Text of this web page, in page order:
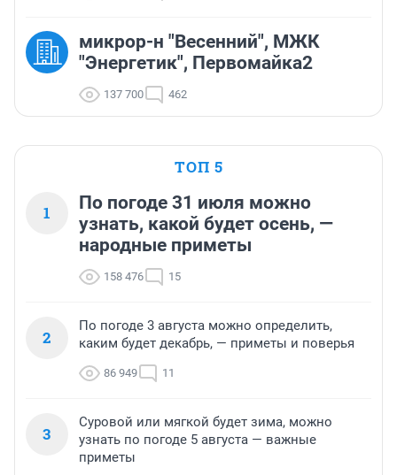
микрор-н "Весенний", МЖК
"Энергетик", Первомайка2
137 700 462
ТОП 5
1
По погоде 31 июля можно
узнать, какой будет осень, —
народные приметы
158 476 15
2
По погоде 3 августа можно определить,
каким будет декабрь, — приметы и поверья
86 949 11
3
Суровой или мягкой будет зима, можно
узнать по погоде 5 августа — важные
приметы